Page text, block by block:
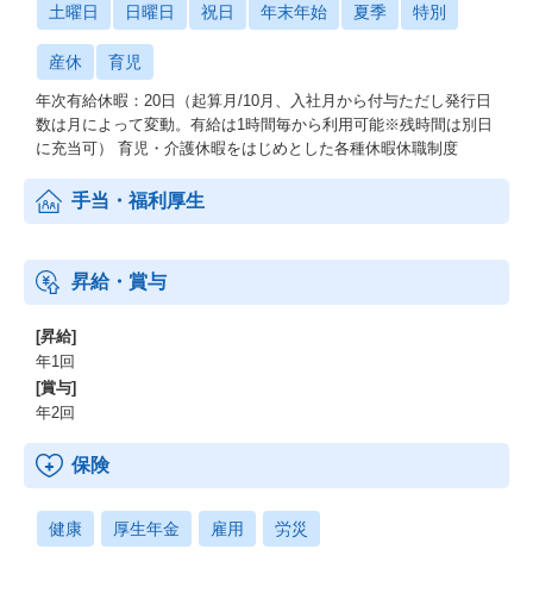
土曜日 日曜日 祝日 年末年始 夏季 特別
産休 育児
年次有給休暇：20日（起算月/10月、入社月から付与ただし発行日
数は月によって変動。有給は1時間毎から利用可能※残時間は別日
に充当可） 育児・介護休暇をはじめとした各種休暇休職制度
手当・福利厚生
昇給・賞与
[昇給]
年1回
[賞与]
年2回
保険
健康 厚生年金 雇用 労災